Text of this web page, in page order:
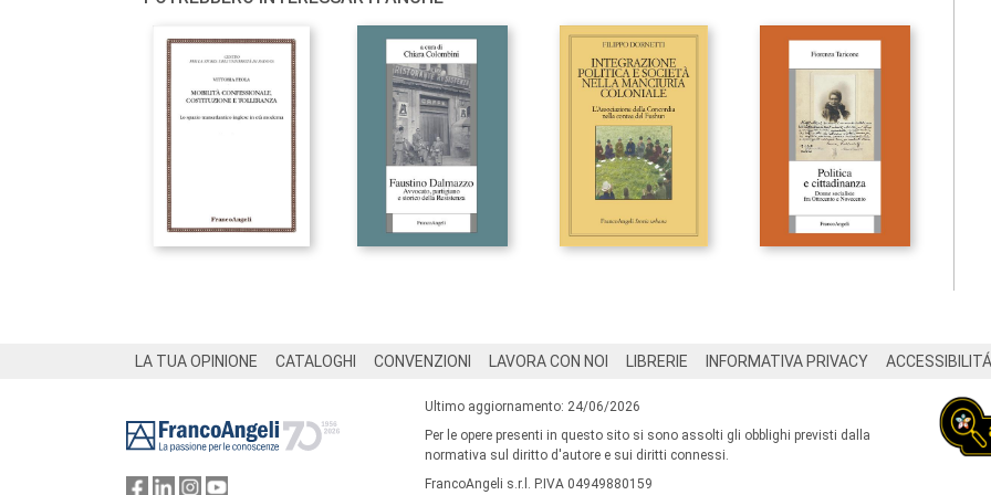
LA TUA OPINIONE CATALOGHI CONVENZIONI LAVORA CON NOI LIBRERIE INFORMATIVA PRIVACY ACCESSIBILITÁ
Ultimo aggiornamento: 24/06/2026
Per le opere presenti in questo sito si sono assolti gli obblighi previsti dalla
normativa sul diritto d'autore e sui diritti connessi.
FrancoAngeli s.r.l. P.IVA 04949880159